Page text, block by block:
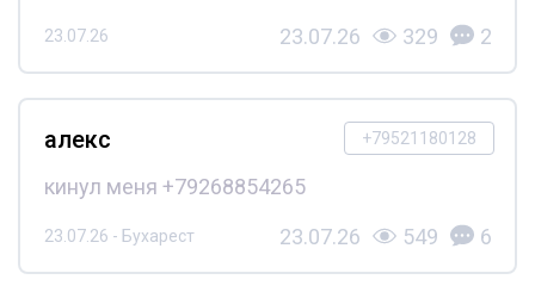
23.07.26 23.07.26 329 2
+79521180128
алекс
кинул меня +79268854265
23.07.26 - Бухарест 23.07.26 549 6